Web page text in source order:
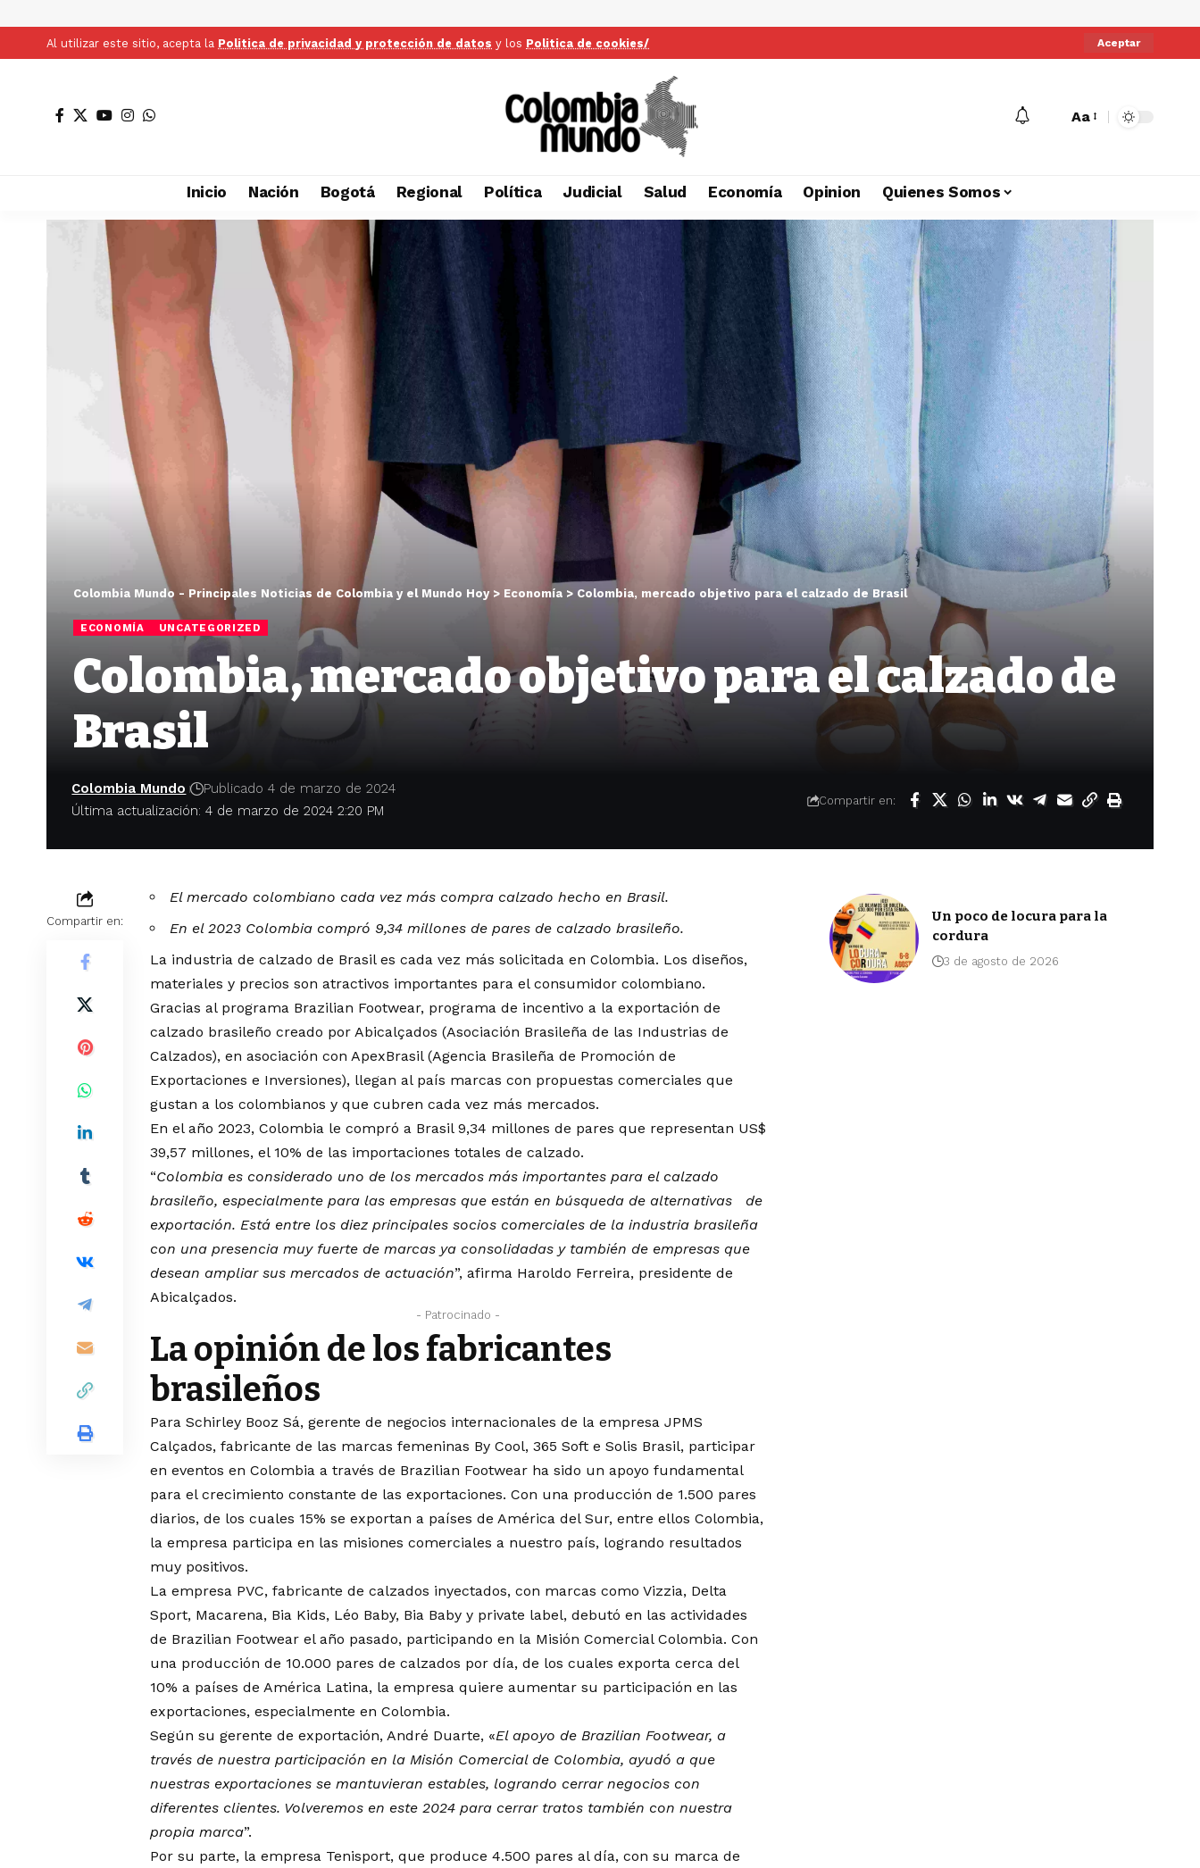
Al utilizar este sitio, acepta la Politica de privacidad y protección de datos y los Politica de cookies/ Aceptar
Aa
Inicio Nación Bogotá Regional Política Judicial Salud Economía Opinion Quienes Somos
Colombia Mundo - Principales Noticias de Colombia y el Mundo Hoy> Economía > Colombia, mercado objetivo para el calzado de Brasil
ECONOMÍA UNCATEGORIZED
Colombia, mercado objetivo para el calzado de
Brasil
Última actualización: 4 de marzo de 2024 2:20 PM
Colombia Mundo Publicado 4 de marzo de 2024
Compartir en:
Compartir en:
El mercado colombiano cada vez más compra calzado hecho en Brasil.
En el 2023 Colombia compró 9,34 millones de pares de calzado brasileño.
La industria de calzado de Brasil es cada vez más solicitada en Colombia. Los diseños,
materiales y precios son atractivos importantes para el consumidor colombiano.
Gracias al programa Brazilian Footwear, programa de incentivo a la exportación de
calzado brasileño creado por Abicalçados (Asociación Brasileña de las Industrias de
Calzados), en asociación con ApexBrasil (Agencia Brasileña de Promoción de
Exportaciones e Inversiones), llegan al país marcas con propuestas comerciales que
gustan a los colombianos y que cubren cada vez más mercados.
En el año 2023, Colombia le compró a Brasil 9,34 millones de pares que representan US$
39,57 millones, el 10% de las importaciones totales de calzado.
“Colombia es considerado uno de los mercados más importantes para el calzado
brasileño, especialmente para las empresas que están en búsqueda de alternativas de
exportación. Está entre los diez principales socios comerciales de la industria brasileña
con una presencia muy fuerte de marcas ya consolidadas y también de empresas que
desean ampliar sus mercados de actuación”, afirma Haroldo Ferreira, presidente de
Abicalçados.
- Patrocinado -
La opinión de los fabricantes
brasileños
Para Schirley Booz Sá, gerente de negocios internacionales de la empresa JPMS
Calçados, fabricante de las marcas femeninas By Cool, 365 Soft e Solis Brasil, participar
en eventos en Colombia a través de Brazilian Footwear ha sido un apoyo fundamental
para el crecimiento constante de las exportaciones. Con una producción de 1.500 pares
diarios, de los cuales 15% se exportan a países de América del Sur, entre ellos Colombia,
la empresa participa en las misiones comerciales a nuestro país, logrando resultados
muy positivos.
La empresa PVC, fabricante de calzados inyectados, con marcas como Vizzia, Delta
Sport, Macarena, Bia Kids, Léo Baby, Bia Baby y private label, debutó en las actividades
de Brazilian Footwear el año pasado, participando en la Misión Comercial Colombia. Con
una producción de 10.000 pares de calzados por día, de los cuales exporta cerca del
10% a países de América Latina, la empresa quiere aumentar su participación en las
exportaciones, especialmente en Colombia.
Según su gerente de exportación, André Duarte, «El apoyo de Brazilian Footwear, a
través de nuestra participación en la Misión Comercial de Colombia, ayudó a que
nuestras exportaciones se mantuvieran estables, logrando cerrar negocios con
diferentes clientes. Volveremos en este 2024 para cerrar tratos también con nuestra
propia marca”.
Por su parte, la empresa Tenisport, que produce 4.500 pares al día, con su marca de
Un poco de locura para la
cordura
3 de agosto de 2026